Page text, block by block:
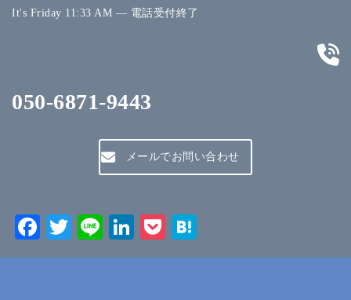
It's Friday 11:33 AM — 電話受付終了
050-6871-9443
メールでお問い合わせ
Facebook
Twitter
LineLinkedIn
Pocket